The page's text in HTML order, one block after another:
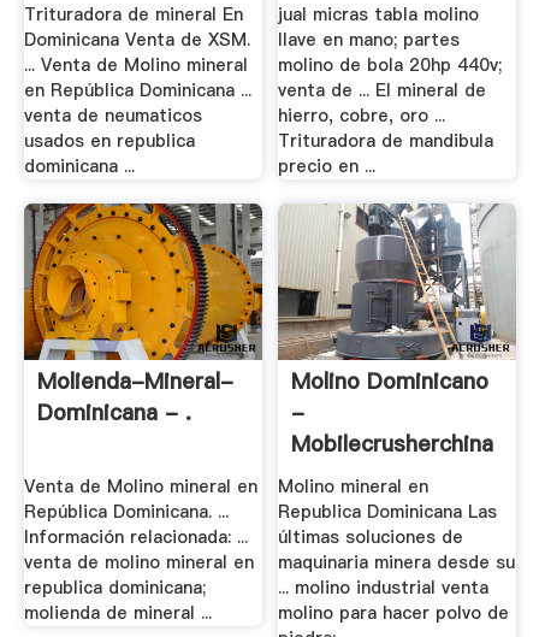
Trituradora de mineral En
Dominicana Venta de XSM.
... Venta de Molino mineral
en República Dominicana ...
venta de neumaticos
usados en republica
dominicana ...
jual micras tabla molino
llave en mano; partes
molino de bola 20hp 440v;
venta de ... El mineral de
hierro, cobre, oro ...
Trituradora de mandibula
precio en ...
Molienda-Mineral-
Dominicana - .
Venta de Molino mineral en
República Dominicana. ...
Información relacionada: ...
venta de molino mineral en
republica dominicana;
molienda de mineral ...
Molino Dominicano
-
Mobilecrusherchina
Molino mineral en
Republica Dominicana Las
últimas soluciones de
maquinaria minera desde su
... molino industrial venta
molino para hacer polvo de